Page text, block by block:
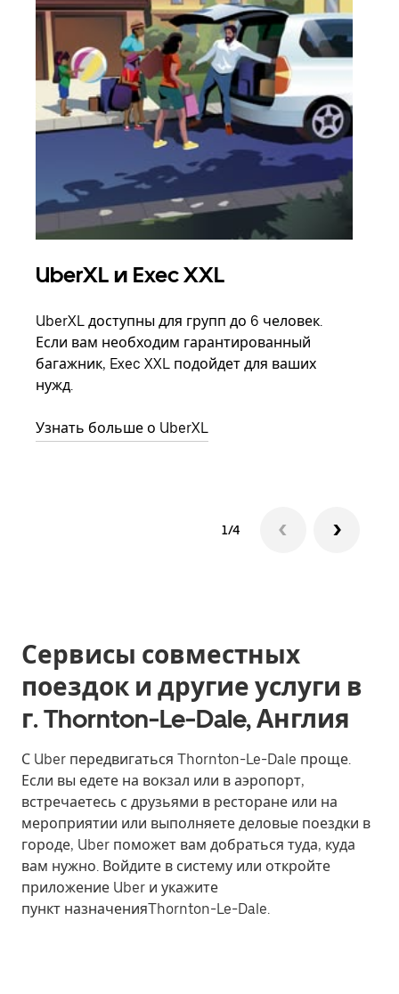
UberXL и Exec XXL
UberXL доступны для групп до 6 человек.
Если вам необходим гарантированный
багажник, Exec XXL подойдет для ваших
нужд.
Узнать больше о UberXL
1/4
Сервисы совместных
поездок и другие услуги в
г. Thornton-Le-Dale, Англия
С Uber передвигаться Thornton-Le-Dale проще.
Если вы едете на вокзал или в аэропорт,
встречаетесь с друзьями в ресторане или на
мероприятии или выполняете деловые поездки в
городе, Uber поможет вам добраться туда, куда
вам нужно. Войдите в систему или откройте
приложение Uber и укажите
пункт назначенияThornton-Le-Dale.